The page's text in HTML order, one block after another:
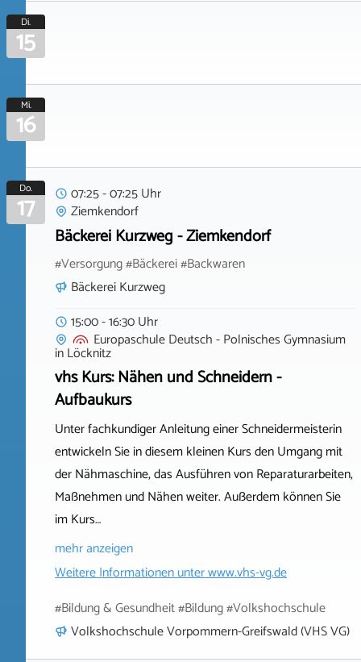
Di.
15
Mi.
16
Do.
17
07:25 - 07:25 Uhr
Ziemkendorf
Bäckerei Kurzweg - Ziemkendorf
#Versorgung #Bäckerei #Backwaren
Bäckerei Kurzweg
15:00 - 16:30 Uhr
Europaschule Deutsch - Polnisches Gymnasium
inLöcknitz
vhs Kurs: Nähen und Schneidern -
Aufbaukurs
Unter fachkundiger Anleitung einer Schneidermeisterin
entwickeln Sie in diesem kleinen Kurs den Umgang mit
der Nähmaschine, das Ausführen von Reparaturarbeiten,
Maßnehmen und Nähen weiter. Außerdem können Sie
im Kurs…
mehr anzeigen
Weitere Informationen unterwww.vhs-vg.de
#Bildung & Gesundheit #Bildung #Volkshochschule
Volkshochschule Vorpommern-Greifswald (VHS VG)